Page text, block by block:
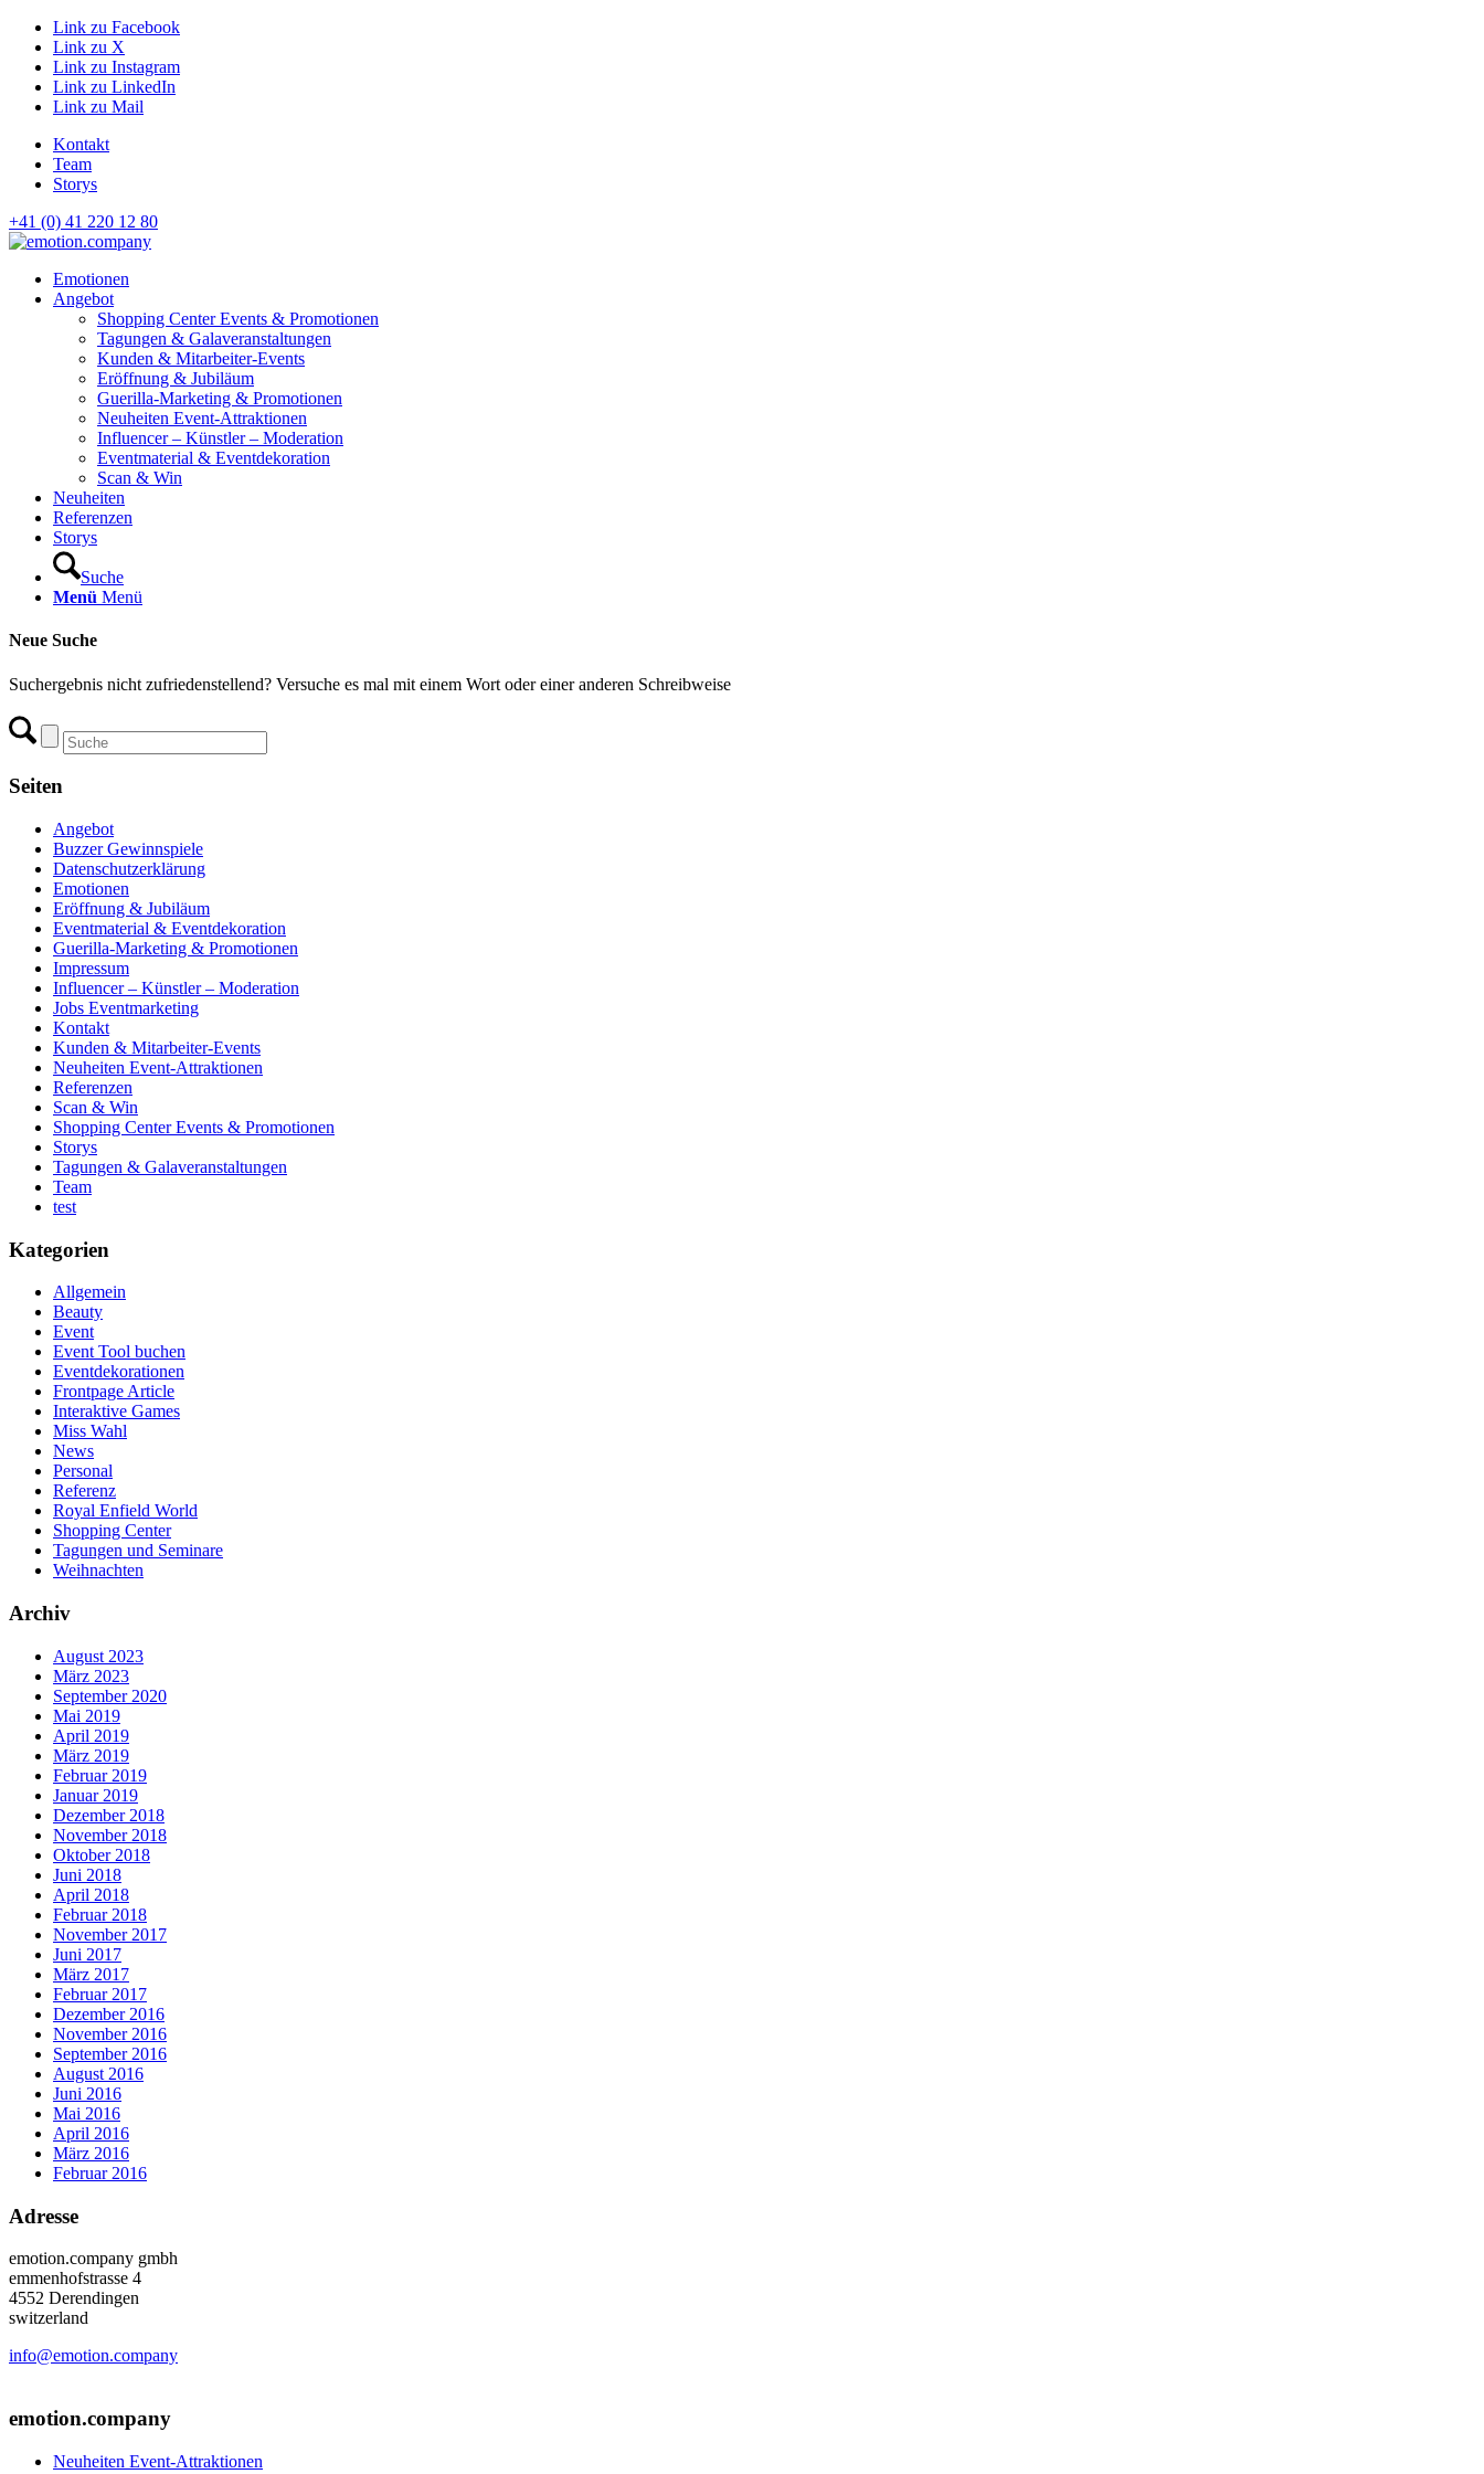
Link zu Facebook
Link zu X
Link zu Instagram
Link zu LinkedIn
Link zu Mail
Kontakt
Team
Storys
+41 (0) 41 220 12 80
Hauptnavigation
Emotionen
Angebot
Shopping Center Events & Promotionen
Tagungen & Galaveranstaltungen
Kunden & Mitarbeiter-Events
Eröffnung & Jubiläum
Guerilla-Marketing & Promotionen
Neuheiten Event-Attraktionen
Influencer – Künstler – Moderation
Eventmaterial & Eventdekoration
Scan & Win
Neuheiten
Referenzen
Storys
Suche
Menü Menü
Neue Suche
Suchergebnis nicht zufriedenstellend? Versuche es mal mit einem Wort oder einer anderen Schreibweise
Seiten
Angebot
Buzzer Gewinnspiele
Datenschutzerklärung
Emotionen
Eröffnung & Jubiläum
Eventmaterial & Eventdekoration
Guerilla-Marketing & Promotionen
Impressum
Influencer – Künstler – Moderation
Jobs Eventmarketing
Kontakt
Kunden & Mitarbeiter-Events
Neuheiten Event-Attraktionen
Referenzen
Scan & Win
Shopping Center Events & Promotionen
Storys
Tagungen & Galaveranstaltungen
Team
test
Kategorien
Allgemein
Beauty
Event
Event Tool buchen
Eventdekorationen
Frontpage Article
Interaktive Games
Miss Wahl
News
Personal
Referenz
Royal Enfield World
Shopping Center
Tagungen und Seminare
Weihnachten
Archiv
August 2023
März 2023
September 2020
Mai 2019
April 2019
März 2019
Februar 2019
Januar 2019
Dezember 2018
November 2018
Oktober 2018
Juni 2018
April 2018
Februar 2018
November 2017
Juni 2017
März 2017
Februar 2017
Dezember 2016
November 2016
September 2016
August 2016
Juni 2016
Mai 2016
April 2016
März 2016
Februar 2016
Adresse
emotion.company gmbh
emmenhofstrasse 4
4552 Derendingen
switzerland
info@emotion.company
emotion.company
Neuheiten Event-Attraktionen